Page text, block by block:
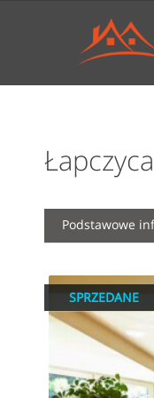
Podstawowe
SPRZEDANE